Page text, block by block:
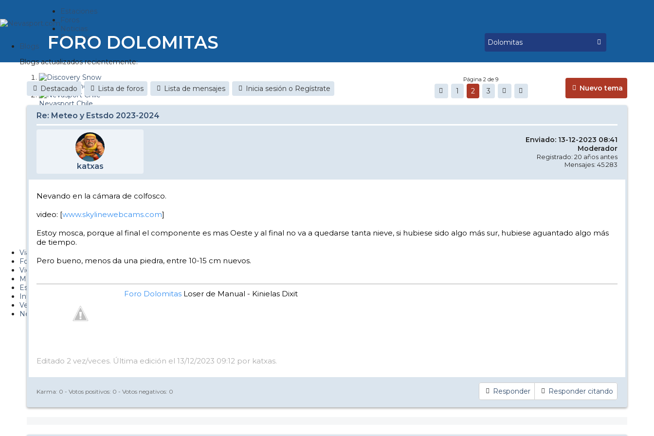
Estaciones
Foros
Noticias
Reportajes
Blogs
Blogs actualizados recientemente:
Discovery Snow
Nevasport Chile
Esquiaryviajar.com
nevasport blog
Diario de un friki
PUCAF - Blog
Viajes
Fotos
Videos
Material
Esquí Pro
Infonieve
Verano
Nevalog
FORO DOLOMITAS
Nuevo tema
Destacado Lista de foros Lista de mensajes Inicia sesión o Regístrate
Página 2 de 9
1 2 3
Re: Meteo y Estsdo 2023-2024
katxas
Enviado: 13-12-2023 08:41
Moderador
Registrado: 20 años antes
Mensajes: 45.283
Nevando en la cámara de colfosco.
video: [www.skylinewebcams.com]
Estoy mosca, porque al final el componente es mas Oeste y al final no va a quedarse tanta nieve, si hubiese sido algo más sur, hubiese aguantado algo más
de tiempo.
Pero bueno, menos da una piedra, entre 10-15 cm nuevos.
Foro DolomitasLoser de Manual - Kinielas Dixit
Editado 2 vez/veces. Última edición el 13/12/2023 09:12 por katxas.
Responder Responder citando
Karma: 0 - Votos positivos: 0 - Votos negativos: 0